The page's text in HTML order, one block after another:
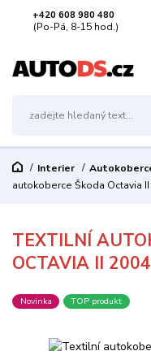
+420 608 980 480
(Po-Pá, 8-15 hod.)
Interier
autokoberce Škoda Octavia
TEXTILNÍ
OCTAVIA II
Novinka TOP produkt